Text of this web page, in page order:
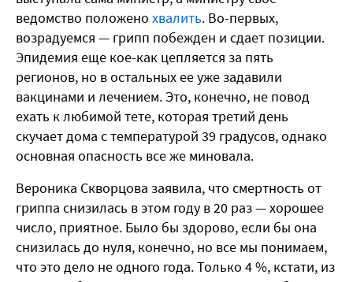
ведомство положено хвалить. Во-первых,
возрадуемся — грипп побежден и сдает позиции.
Эпидемия еще кое-как цепляется за пять
регионов, но в остальных ее уже задавили
вакцинами и лечением. Это, конечно, не повод
ехать к любимой тете, которая третий день
скучает дома с температурой 39 градусов, однако
основная опасность все же миновала.
Вероника Скворцова заявила, что смертность от
гриппа снизилась в этом году в 20 раз — хорошее
число, приятное. Было бы здорово, если бы она
снизилась до нуля, конечно, но все мы понимаем,
что это дело не одного года. Только 4 %, кстати, из